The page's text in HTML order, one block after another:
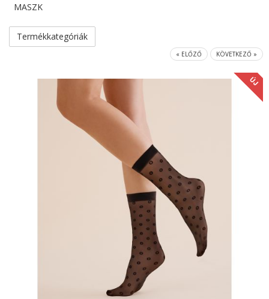
MASZK
Termékkategóriák
« ELŐZŐ KÖVETKEZŐ »
ÚJ